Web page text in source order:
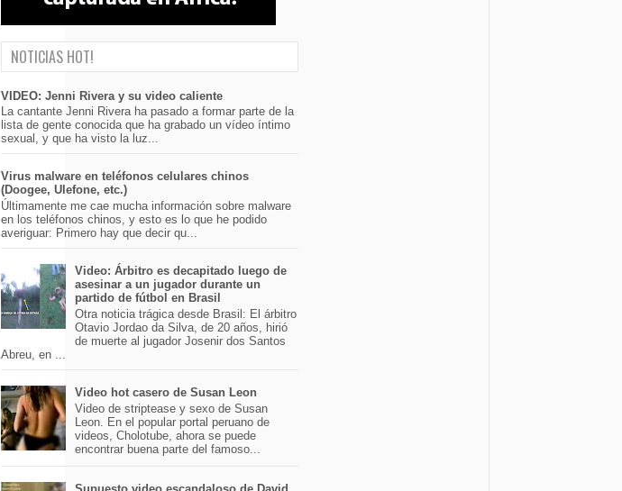
NOTICIAS HOT!
VIDEO: Jenni Rivera y su video caliente
La cantante Jenni Rivera ha pasado a formar parte de la
lista de gente conocida que ha grabado un vídeo íntimo
sexual, y que ha visto la luz...
Virus malware en teléfonos celulares chinos
(Doogee, Ulefone, etc.)
Últimamente me cae mucha información sobre malware
en los teléfonos chinos, y esto es lo que he podido
averiguar: Primero hay que decir qu...
Video: Árbitro es decapitado luego de
asesinar a un jugador durante un
partido de fútbol en Brasil
Otra noticia trágica desde Brasil: El árbitro
Otavio Jordao da Silva, de 20 años, hirió
de muerte al jugador Josenir dos Santos
Abreu, en ...
Video hot casero de Susan Leon
Video de striptease y sexo de Susan
Leon. En el popular portal peruano de
videos, Cholotube, ahora se puede
encontrar buena parte del famoso...